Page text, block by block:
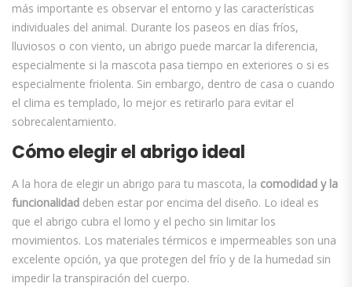
más importante es observar el entorno y las características
individuales del animal. Durante los paseos en días fríos,
lluviosos o con viento, un abrigo puede marcar la diferencia,
especialmente si la mascota pasa tiempo en exteriores o si es
especialmente friolenta. Sin embargo, dentro de casa o cuando
el clima es templado, lo mejor es retirarlo para evitar el
sobrecalentamiento.
Cómo elegir el abrigo ideal
A la hora de elegir un abrigo para tu mascota, la comodidad y la
funcionalidad deben estar por encima del diseño. Lo ideal es
que el abrigo cubra el lomo y el pecho sin limitar los
movimientos. Los materiales térmicos e impermeables son una
excelente opción, ya que protegen del frío y de la humedad sin
impedir la transpiración del cuerpo.